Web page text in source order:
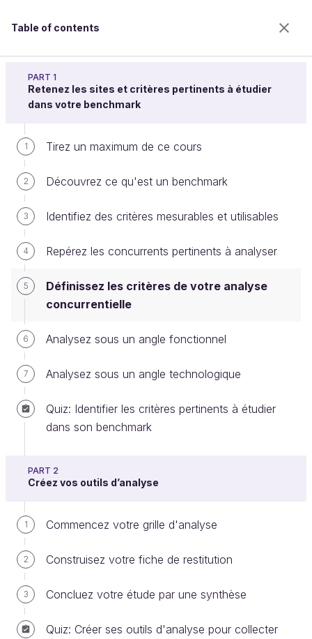
Table of contents
PART 1
Retenez les sites et critères pertinents à étudier
dans votre benchmark
1 Tirez un maximum de ce cours
2 Découvrez ce qu'est un benchmark
3 Identifiez des critères mesurables et utilisables
4 Repérez les concurrents pertinents à analyser
5
Définissez les critères de votre analyse
concurrentielle
6 Analysez sous un angle fonctionnel
7 Analysez sous un angle technologique
Quiz: Identifier les critères pertinents à étudier
dans son benchmark
PART 2
Créez vos outils d’analyse
1 Commencez votre grille d'analyse
2 Construisez votre fiche de restitution
3 Concluez votre étude par une synthèse
Quiz: Créer ses outils d'analyse pour collecter
Définissez les critères de votre
analyse concurrentielle
Welcome to the 100% online school for careers with
a future.
Get free access to all the features of this course
(quizzes, videos, unlimited access to all chapters) by
creating an account.
Create an account or log in
Concentrez-vous sur les supports
digitaux
Pour cette étude, tentez de vous détacher de votre
supports digitaux. Nous resterons uniquement sur
Par exemple, si vous devez développer une
application de mise en relation entre des chauffeurs
de moto et des passagers urbains pressés,
Kapten
benchmark. Vous étudierez leurs applications
mobiles, les sites web liés, et leur présence dans les
moteurs de recherche. Leur modèle économique ou